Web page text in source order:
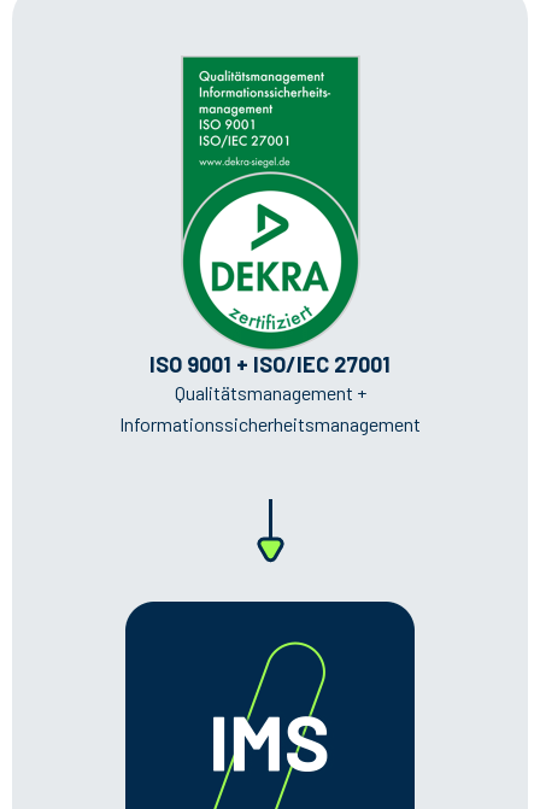
ISO 9001 + ISO/IEC 27001
Qualitätsmanagement +
Informationssicherheitsmanagement